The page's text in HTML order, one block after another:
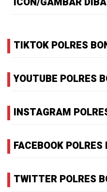
TIKTOK POLRES
YOUTUBE POLRES
INSTAGRAM
FACEBOOK POLRES
TWITTER POLRES